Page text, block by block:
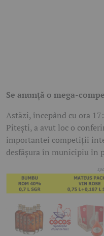
Se anunță o mega-
Astăzi, începând cu ora
Pitești, a avut loc o
importantei competiții
desfășura în municipiu în